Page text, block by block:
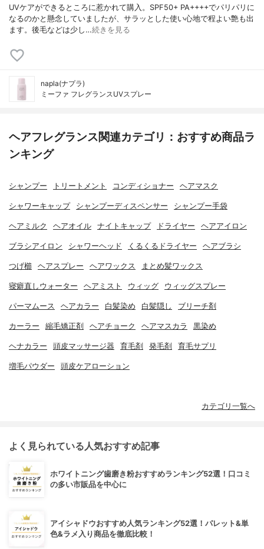
UVケアができるところに惹かれて購入。SPF50+ PA++++でパリパリに
なるのかと懸念していましたが、サラッとした使い心地で程よい艶も出
ます。後毛などは少し…続きを見る
napla(ナプラ)
ミーファ フレグランスUVスプレー
ヘアフレグランス関連カテゴリ：おすすめ商品ラ
ンキング
シャンプー トリートメント コンディショナー ヘアマスク
シャワーキャップ シャンプーディスペンサー シャンプー手袋
ヘアミルク ヘアオイル ナイトキャップ ドライヤー ヘアアイロン
ブラシアイロン シャワーヘッド くるくるドライヤー ヘアブラシ
つげ櫛 ヘアスプレー ヘアワックス まとめ髪ワックス
寝癖直しウォーター ヘアミスト ウィッグ ウィッグスプレー
パーマムース ヘアカラー 白髪染め 白髪隠し ブリーチ剤
カーラー 縮毛矯正剤 ヘアチョーク ヘアマスカラ 黒染め
ヘナカラー 頭皮マッサージ器 育毛剤 発毛剤 育毛サプリ
増毛パウダー 頭皮ケアローション
カテゴリ一覧へ
よく見られている人気おすすめ記事
ホワイトニング歯磨き粉おすすめランキング52選！口コミ
の多い市販品を中心に
アイシャドウおすすめ人気ランキング52選！パレット&単
色&ラメ入り商品を徹底比較！